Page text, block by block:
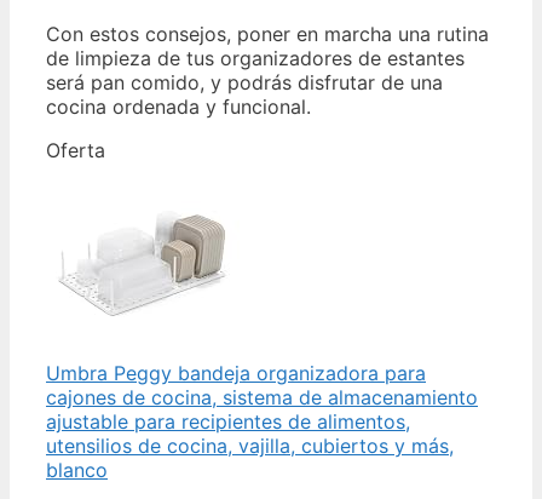
Con estos consejos, poner en marcha una rutina
de limpieza de tus organizadores de estantes
será pan comido, y podrás disfrutar de una
cocina ordenada y funcional.
Oferta
Umbra Peggy bandeja organizadora para
cajones de cocina, sistema de almacenamiento
ajustable para recipientes de alimentos,
utensilios de cocina, vajilla, cubiertos y más,
blanco